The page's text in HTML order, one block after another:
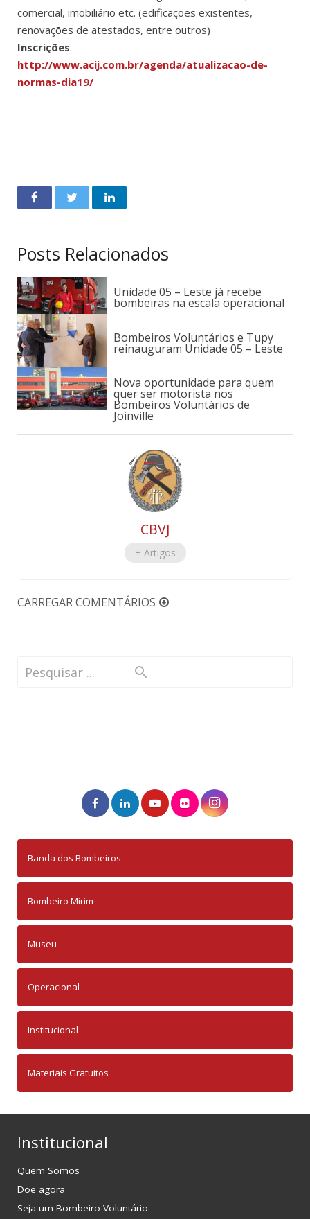
comercial, imobiliário etc. (edificações existentes,
renovações de atestados, entre outros)
Inscrições:
http://www.acij.com.br/agenda/atualizacao-de-
normas-dia19/
Posts Relacionados
Unidade 05 – Leste já recebe
bombeiras na escala operacional
Bombeiros Voluntários e Tupy
reinauguram Unidade 05 – Leste
Nova oportunidade para quem
quer ser motorista nos
Bombeiros Voluntários de
Joinville
CBVJ
+ Artigos
CARREGAR COMENTÁRIOS
Banda dos Bombeiros
Bombeiro Mirim
Museu
Operacional
Institucional
Materiais Gratuitos
Institucional
Quem Somos
Doe agora
Seja um Bombeiro Voluntário